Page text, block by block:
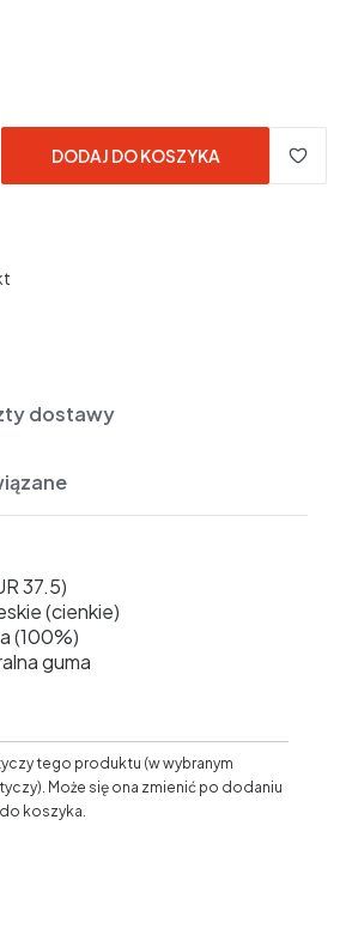
DODAJ DO KOSZYKA
dostawy
37.5)
(cienkie)
(100%)
guma
tego produktu (w wybranym
Może się ona zmienić po dodaniu
koszyka.